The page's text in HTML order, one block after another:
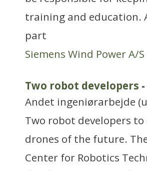
training and education.
part
Siemens Wind Power A/S
Two robot developers -
Andet ingeniørarbejde
Two robot developers
drones of the future.
Center for Robotics